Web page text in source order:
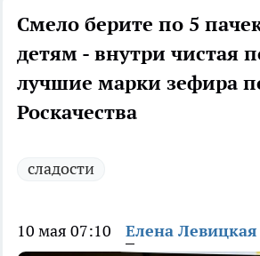
Смело берите по 5
детям - внутри чистая
лучшие марки зефира
Роскачества
сладости
10 мая 07:10 Елена Левицкая